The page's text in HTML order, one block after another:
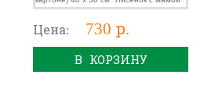
Цена: 730 р.
В КОРЗИНУ